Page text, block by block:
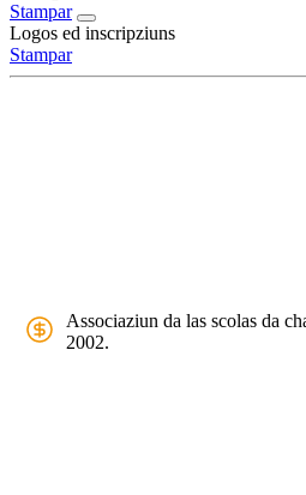
Stampar
Logos ed inscripziuns
Stampar
Associaziun da las scolas da
2002.